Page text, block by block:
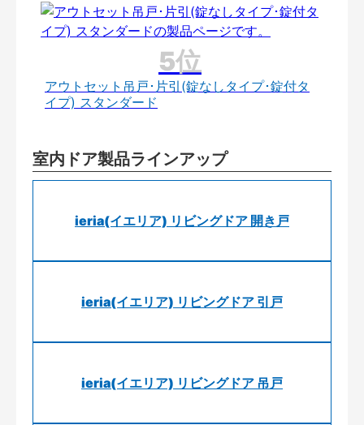
アウトセット吊戸･片引(錠なしタイプ･錠付タ
イプ) スタンダード
室内ドア製品ラインアップ
ieria(イエリア) リビングドア 開き戸
ieria(イエリア) リビングドア 引戸
ieria(イエリア) リビングドア 吊戸